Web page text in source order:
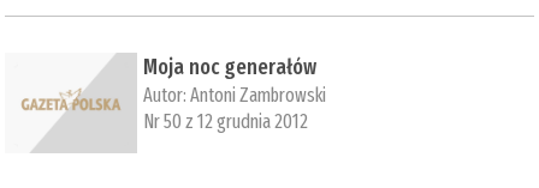
Moja noc generałów
Autor:Antoni Zambrowski
Nr 50 z 12 grudnia 2012